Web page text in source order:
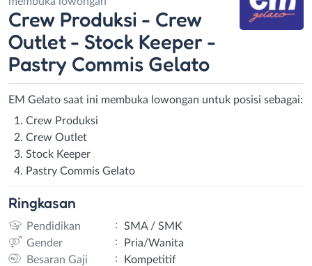
Crew Produksi - Crew
Outlet - Stock Keeper -
Pastry Commis Gelato
EM Gelato saat ini membuka lowongan untuk posisi sebagai:
Crew Produksi
Crew Outlet
Stock Keeper
Pastry Commis Gelato
Ringkasan
Pendidikan :
SMA / SMK
Gender
:
Pria/Wanita
Besaran Gaji
:
Kompetitif